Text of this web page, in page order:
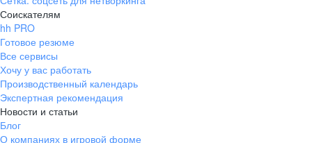
Соискателям
hh PRO
Готовое резюме
Все сервисы
Хочу у вас работать
Производственный календарь
Экспертная рекомендация
Новости и статьи
Блог
О компаниях в игровой форме